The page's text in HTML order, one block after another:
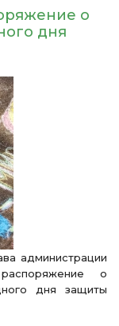
о
дня
администрации
о
дня защиты